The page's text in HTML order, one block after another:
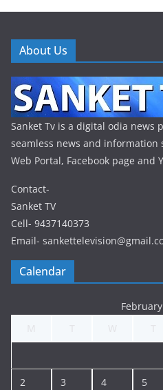
About Us
Sanket Tv is a digital odia news
seamless news and information
Web Portal, Facebook page and
Contact-
Sanket TV
Cell- 9437140373
Email-
Calendar
2 3 4 5